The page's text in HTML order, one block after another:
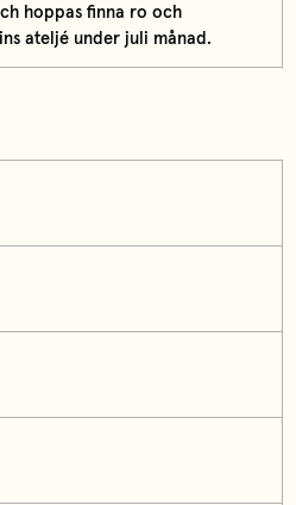
hoppas finna ro och
ateljé under juli månad.